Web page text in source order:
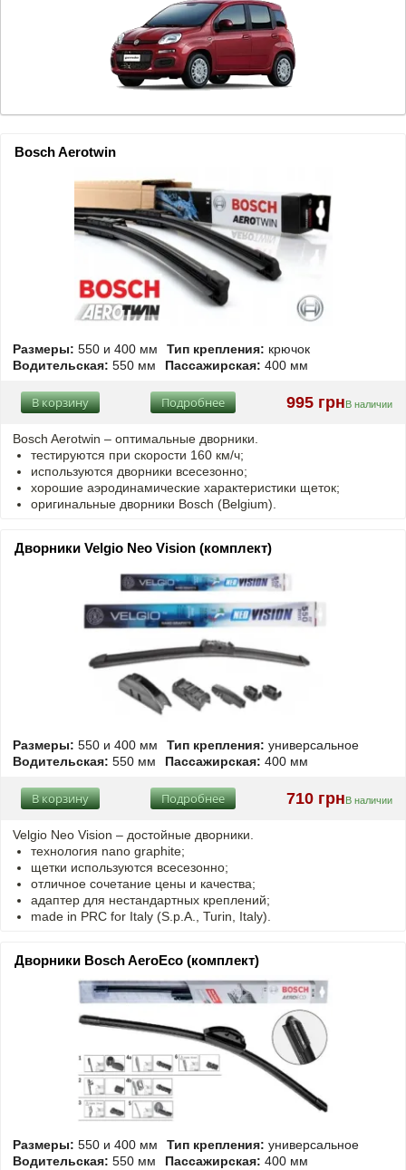
Bosch Aerotwin
Размеры: 550 и 400 мм Тип крепления: крючок
Водительская: 550 мм Пассажирская: 400 мм
995 грн В наличии
Подробнее
В корзину
Bosch Aerotwin – оптимальные дворники.
тестируются при скорости 160 км/ч;
используются дворники всесезонно;
хорошие аэродинамические характеристики щеток;
оригинальные дворники Bosch (Belgium).
Дворники Velgio Neo Vision (комплект)
Размеры: 550 и 400 мм Тип крепления: универсальное
Водительская: 550 мм Пассажирская: 400 мм
710 грнВ наличии
Подробнее
В корзину
Velgio Neo Vision – достойные дворники.
технология nano graphite;
щетки используются всесезонно;
отличное сочетание цены и качества;
адаптер для нестандартных креплений;
made in PRC for Italy (S.p.A., Turin, Italy).
Дворники Bosch AeroEco (комплект)
Размеры: 550 и 400 мм Тип крепления: универсальное
Водительская: 550 мм Пассажирская: 400 мм